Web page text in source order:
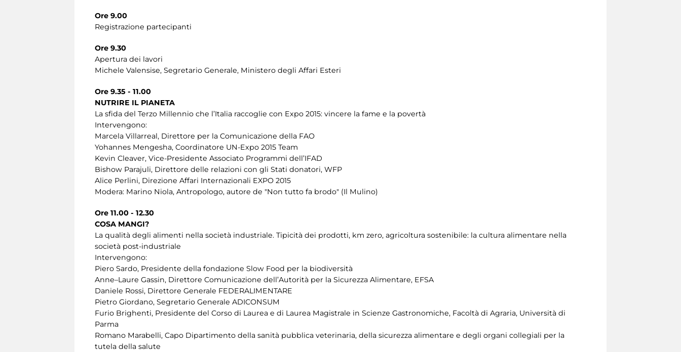
Ore 9.00
Registrazione partecipanti
Ore 9.30
Apertura dei lavori
Michele Valensise, Segretario Generale, Ministero degli Affari Esteri
Ore 9.35 - 11.00
NUTRIRE IL PIANETA
La sfida del Terzo Millennio che l’Italia raccoglie con Expo 2015: vincere la fame e la povertà
Intervengono:
Marcela Villarreal, Direttore per la Comunicazione della FAO
Yohannes Mengesha, Coordinatore UN-Expo 2015 Team
Kevin Cleaver, Vice-Presidente Associato Programmi dell’IFAD
Bishow Parajuli, Direttore delle relazioni con gli Stati donatori, WFP
Alice Perlini, Direzione Affari Internazionali EXPO 2015
Modera: Marino Niola, Antropologo, autore de "Non tutto fa brodo" (Il Mulino)
Ore 11.00 - 12.30
COSA MANGI?
La qualità degli alimenti nella società industriale. Tipicità dei prodotti, km zero, agricoltura sostenibile: la cultura alimentare nella
società post-industriale
Intervengono:
Piero Sardo, Presidente della fondazione Slow Food per la biodiversità
Anne–Laure Gassin, Direttore Comunicazione dell’Autorità per la Sicurezza Alimentare, EFSA
Daniele Rossi, Direttore Generale FEDERALIMENTARE
Pietro Giordano, Segretario Generale ADICONSUM
Furio Brighenti, Presidente del Corso di Laurea e di Laurea Magistrale in Scienze Gastronomiche, Facoltà di Agraria, Università di
Parma
Romano Marabelli, Capo Dipartimento della sanità pubblica veterinaria, della sicurezza alimentare e degli organi collegiali per la
tutela della salute